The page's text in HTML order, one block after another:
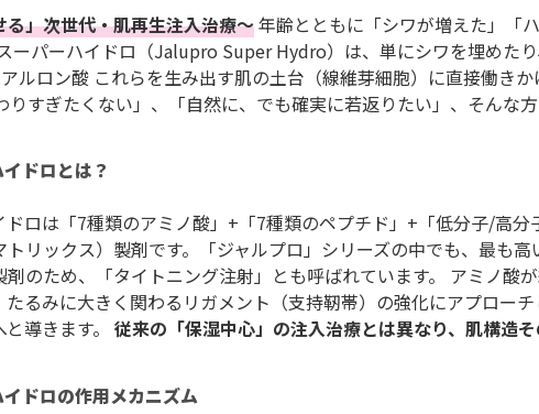
リジュラン注射 ハイドラフ
) ダブロゴールド(ボディ) ショッピ
花粉症ボツリヌス 脂肪溶
グ イオン導入 処方物
MTメタトロン
」次世代・肌再生注入治療〜年齢とともに「シワが増えた」「
ーパーハイドロ（Jalupro Super Hydro）は、単にシワを埋めた
ルロン酸 これらを生み出す肌の土台（線維芽細胞）に直接働き
りすぎたくない」、「自然に、でも確実に若返りたい」、そんな方
ドロとは？
ドロは「7種類のアミノ酸」+「7種類のペプチド」+「低分子/高
トリックス）製剤です。「ジャルプロ」シリーズの中でも、最も
のため、「タイトニング注射」とも呼ばれています。 アミノ酸
るみに大きく関わるリガメント（支持靭帯）の強化にアプロー
導きます。 従来の「保湿中心」の注入治療とは異なり、肌構造
ドロの作用メカニズム